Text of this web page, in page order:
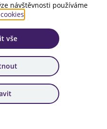
obnovy
návštěvnosti používáme
vše